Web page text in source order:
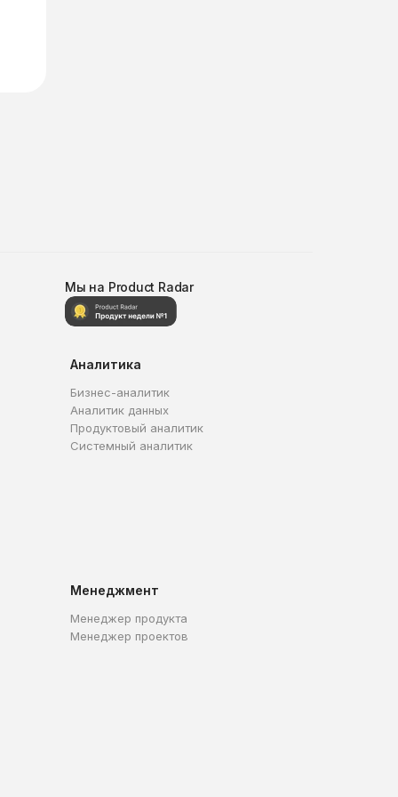
Мы на Product Radar
Аналитика
Бизнес-аналитик
Аналитик данных
Продуктовый аналитик
Системный аналитик
Менеджмент
Менеджер продукта
Менеджер проектов